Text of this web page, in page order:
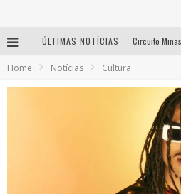
ÚLTIMAS NOTÍCIAS
Home Notícias Cultura